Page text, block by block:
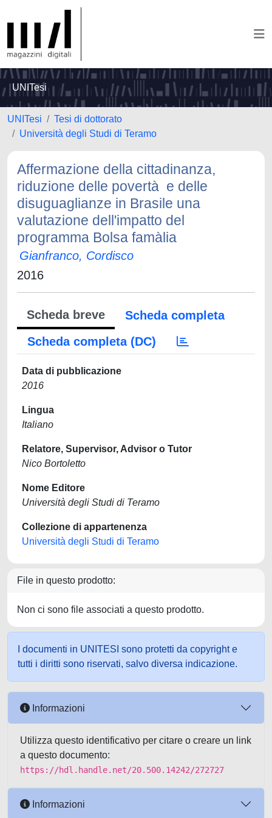
UNITesi
UNITesi
Tesi di dottorato
Università degli Studi di Teramo
Affermazione della cittadinanza,
riduzione delle povertà e delle
disuguaglianze in Brasile una
valutazione dell'impatto del
programma Bolsa famà­lia
Gianfranco, Cordisco
2016
Scheda breve
Scheda completa
Scheda completa (DC)
Data di pubblicazione
2016
Lingua
Italiano
Relatore, Supervisor, Advisor o Tutor
Nico Bortoletto
Nome Editore
Università degli Studi di Teramo
Collezione di appartenenza
Università degli Studi di Teramo
File in questo prodotto:
Non ci sono file associati a questo prodotto.
I documenti in UNITESI sono protetti da copyright e
tutti i diritti sono riservati, salvo diversa indicazione.
Informazioni
Utilizza questo identificativo per citare o creare un link
a questo documento:
https://hdl.handle.net/20.500.14242/272727
Informazioni